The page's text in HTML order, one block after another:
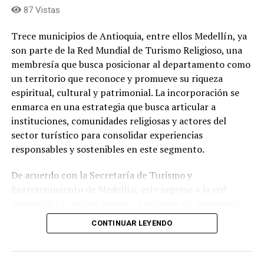
Juan Carlos, es uno de los intérpretes más versátiles que
tiene la música colombiana. Ya son cuatro décadas
bolero, la balada y la música tropical. Ha integrado
Laitn Grammy por su álbumTesorosy además recordado
como jurado de Factor X.
87 Vistas
Trece municipios de Antioquia, entre ellos Medellín, ya
son parte de la Red Mundial de Turismo Religioso, una
membresía que busca posicionar al departamento como
un territorio que reconoce y promueve su riqueza
espiritual, cultural y patrimonial. La incorporación se
enmarca en una estrategia que busca articular a
instituciones, comunidades religiosas y actores del
sector turístico para consolidar experiencias
responsables y sostenibles en este segmento.
De acuerdo con la Secretaría de Turismo y
internacional, intercambio de buenas prácticas,
fortalecimiento institucional y nuevas oportunidades
CONTINUAR LEYENDO